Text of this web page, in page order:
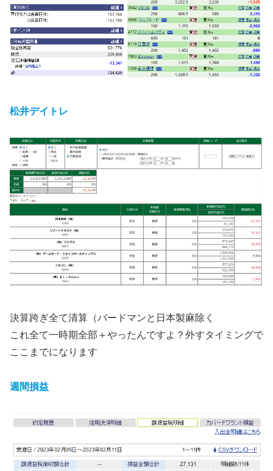
松井デイトレ
決算跨ぎ全て清算（バードマンと日本製麻除く
これ全て一時期全部＋やったんですよ？外すタイミングで
ここまでになります
週間損益